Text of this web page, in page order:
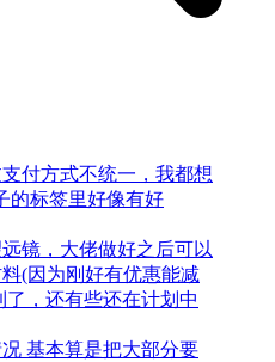
付方式不统一，我都想
的标签里好像有好
镜，大佬做好之后可以
(因为刚好有优惠能减
，还有些还在计划中
基本算是把大部分要